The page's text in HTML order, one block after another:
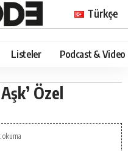
Türkçe
Listeler Podcast & Video
Özel
okuma